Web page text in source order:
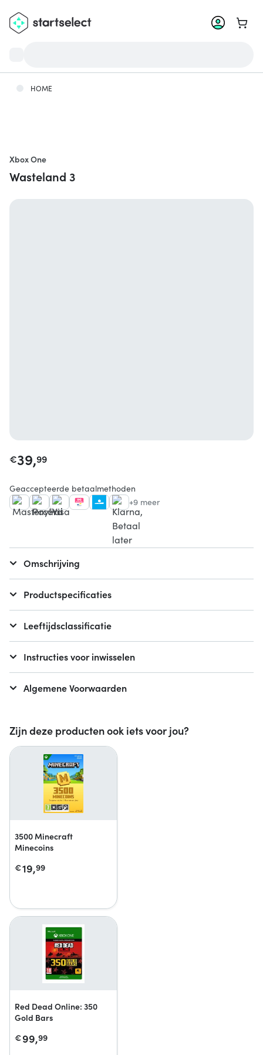
Ga
HOME
Zijn deze producten ook iets voor jou?
3500 Minecraft
Minecoins
€19,99
Red Dead Online: 350
Gold Bars
€99,99
Xbox One
Wasteland 3
€39,99
Geaccepteerde betaalmethoden
+9 meer
Omschrijving
Productspecificaties
Leeftijdsclassificatie
Instructies voor inwisselen
Algemene Voorwaarden